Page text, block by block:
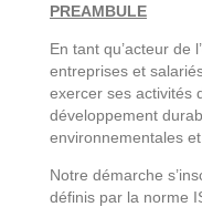
PREAMBULE
En tant qu’acteur de
entreprises et
exercer ses activités
développement
environnementales et
Notre démarche
définis par la norme